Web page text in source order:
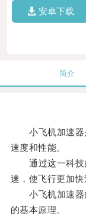
安卓下载
简介
小飞机加速器
速度和性能。
通过这一科技
速，使飞行更加快
小飞机加速器
的基本原理。